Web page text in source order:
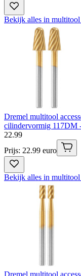
Bekijk alles in multitool
Dremel multitool
cilindervormig 117DM
22.99
Prijs: 22.99 euro
Bekijk alles in multitool
Dremel multitool